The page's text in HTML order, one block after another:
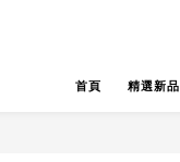
首頁 精選新品